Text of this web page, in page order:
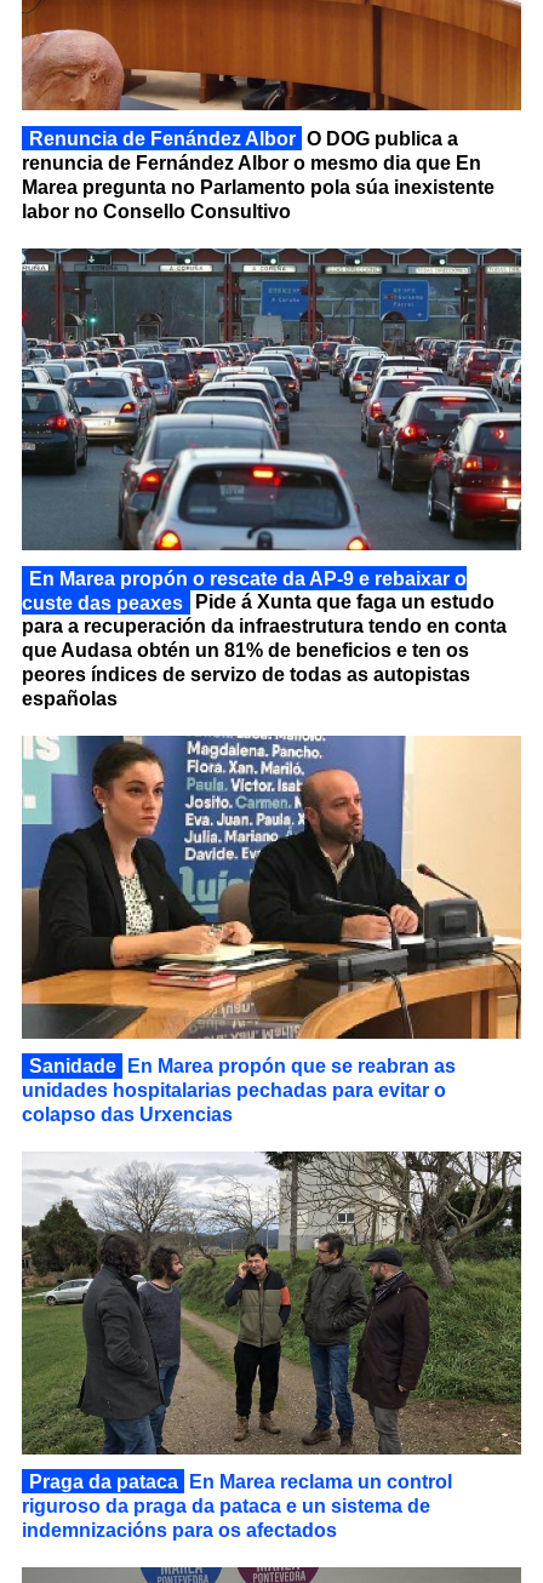
Renuncia de Fenández Albor O DOG publica a
renuncia de Fernández Albor o mesmo dia que En
Marea pregunta no Parlamento pola súa inexistente
labor no Consello Consultivo
En Marea propón o rescate da AP-9 e rebaixar o
custe das peaxes
Pide á Xunta que faga un estudo
para a recuperación da infraestrutura tendo en conta
que Audasa obtén un 81% de beneficios e ten os
peores índices de servizo de todas as autopistas
españolas
Sanidade
En Marea propón que se reabran as
unidades hospitalarias pechadas para evitar o
colapso das Urxencias
Praga da pataca
En Marea reclama un control
riguroso da praga da pataca e un sistema de
indemnizacións para os afectados